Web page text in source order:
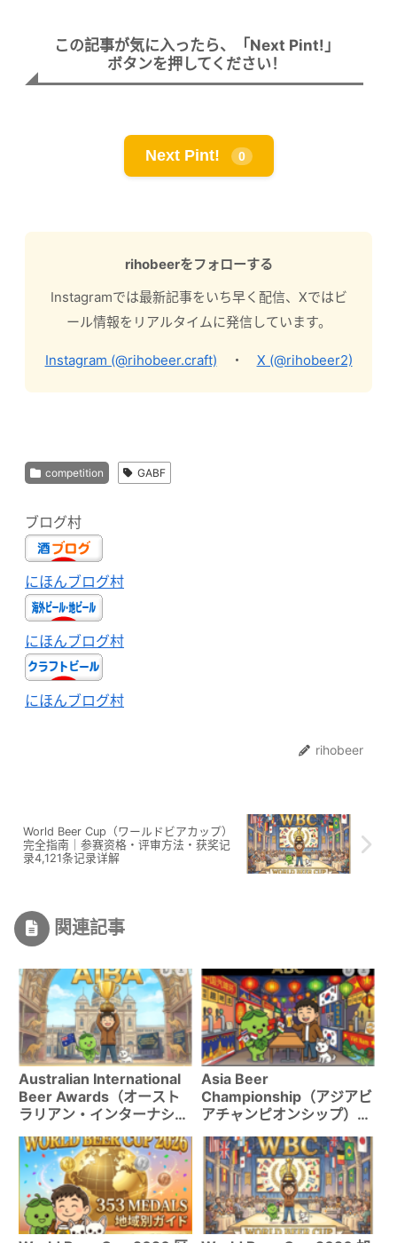
この記事が気に入ったら、「Next Pint!」
ボタンを押してください！
Next Pint! 0
rihobeerをフォローする
Instagramでは最新記事をいち早く配信、Xではビ
ール情報をリアルタイムに発信しています。
Instagram (@rihobeer.craft) ・ X (@rihobeer2)
competition GABF
ブログ村
にほんブログ村
にほんブログ村
にほんブログ村
rihobeer
World Beer Cup（ワールドビアカップ）
完全指南｜参赛资格・评审方法・获奖记
录4,121条记录详解
関連記事
Australian International
Beer Awards（オースト
ラリアン・インターナショ
ナル・ビア・アワーズ）完
全指南｜参赛资格・评审方
法・获奖记录14,526条记
录详解
Asia Beer
Championship（アジアビ
アチャンピオンシップ）完
全指南｜参赛资格・评审方
法・获奖记录301条记录详
解